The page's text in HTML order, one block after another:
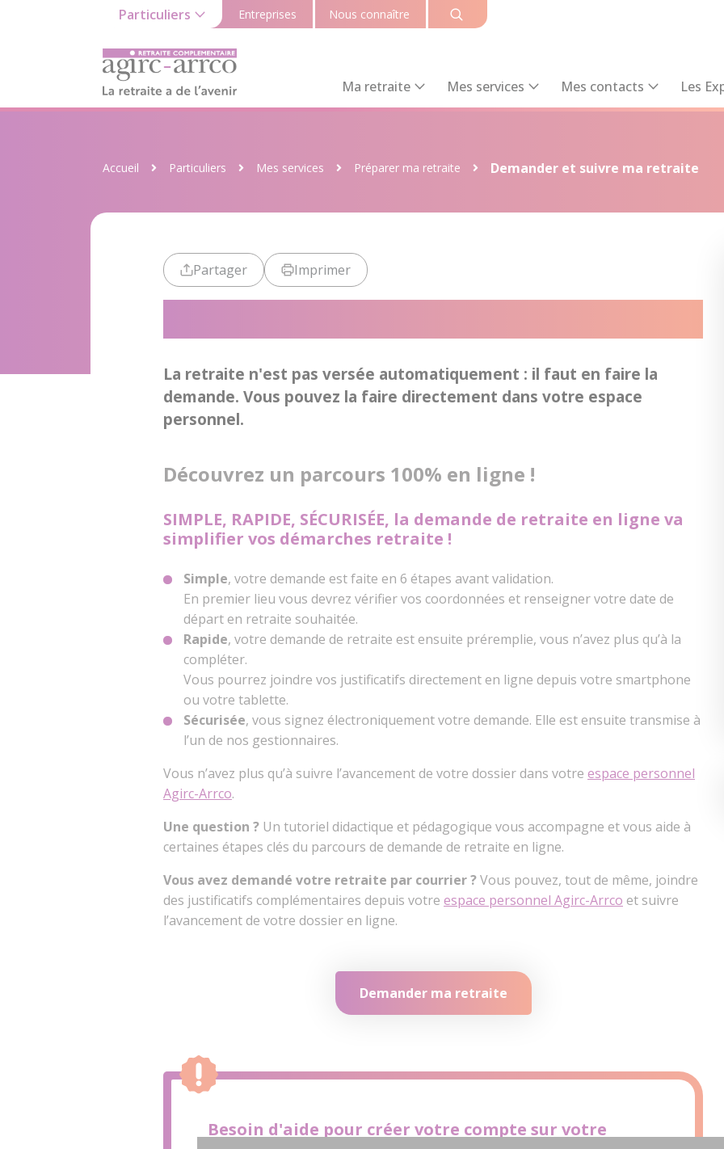
Particuliers Entreprises Nous connaître
Ma retraite Mes services Mes contacts Les
Accueil Particuliers Mes services Préparer ma retraite Demander et suivre ma retraite
Partager Imprimer
La retraite n'est pas versée automatiquement : il faut en faire la
demande. Vous pouvez la faire directement dans votre espace
personnel.
Découvrez un parcours 100% en ligne !
SIMPLE, RAPIDE, SÉCURISÉE, la demande de retraite en ligne va
simplifier vos démarches retraite !
Simple, votre demande est faite en 6 étapes avant validation.
En premier lieu vous devrez vérifier vos coordonnées et renseigner votre date de
départ en retraite souhaitée.
Rapide, votre demande de retraite est ensuite préremplie, vous n’avez plus qu’à la
compléter.
Vous pourrez joindre vos justificatifs directement en ligne depuis votre smartphone
ou votre tablette.
Sécurisée, vous signez électroniquement votre demande. Elle est ensuite transmise à
l’un de nos gestionnaires.
Vous n’avez plus qu’à suivre l’avancement de votre dossier dans votre espace personnel
Agirc-Arrco.
Une question ? Un tutoriel didactique et pédagogique vous accompagne et vous aide à
certaines étapes clés du parcours de demande de retraite en ligne.
Vous avez demandé votre retraite par courrier ?Vous pouvez, tout de même, joindre
des justificatifs complémentaires depuis votre espace personnel Agirc-Arrco et suivre
l’avancement de votre dossier en ligne.
Demander ma retraite
Besoin d'aide pour créer votre compte sur votre